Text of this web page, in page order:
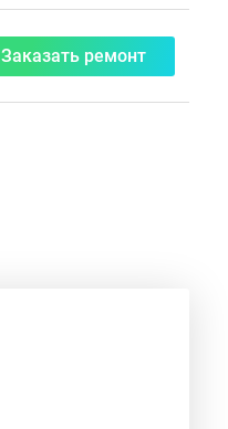
Заказать ремонт